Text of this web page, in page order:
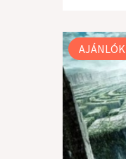
AJÁNLÓK